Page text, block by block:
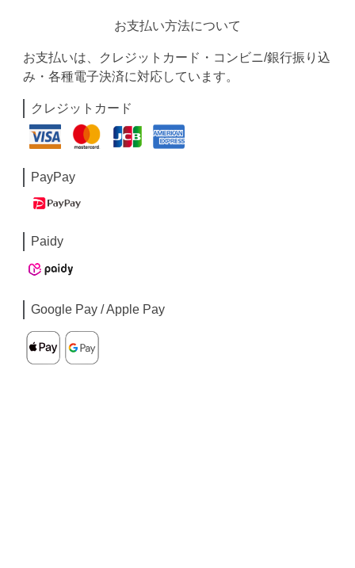
お支払い方法について
お支払いは、クレジットカード・コンビニ/銀行振り込
み・各種電子決済に対応しています。
クレジットカード
PayPay
Paidy
Google Pay / Apple Pay